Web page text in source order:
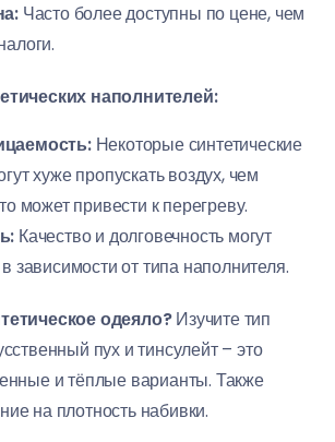
Часто более доступны по цене, чем
наполнителей:
Некоторые синтетические
хуже пропускать воздух, чем
может привести к перегреву.
Качество и долговечность могут
зависимости от типа наполнителя.
одеяло?Изучите тип
пух и тинсулейт – это
и тёплые варианты. Также
на плотность набивки.